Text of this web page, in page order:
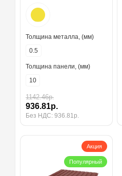
Толщина металла, (мм)
0.5
Толщина панели, (мм)
10
1142.46р.
936.81р.
Без НДС: 936.81р.
Акция
Популярный